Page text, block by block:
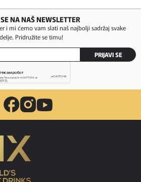
NA NAŠ NEWSLETTER
i mi ćemo vam slati naš najbolji sadržaj svake
Pridružite se timu!
PRIJAVI SE